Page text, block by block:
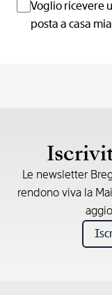
Voglio ricevere
posta a casa
Le newsletter
rendono viva la